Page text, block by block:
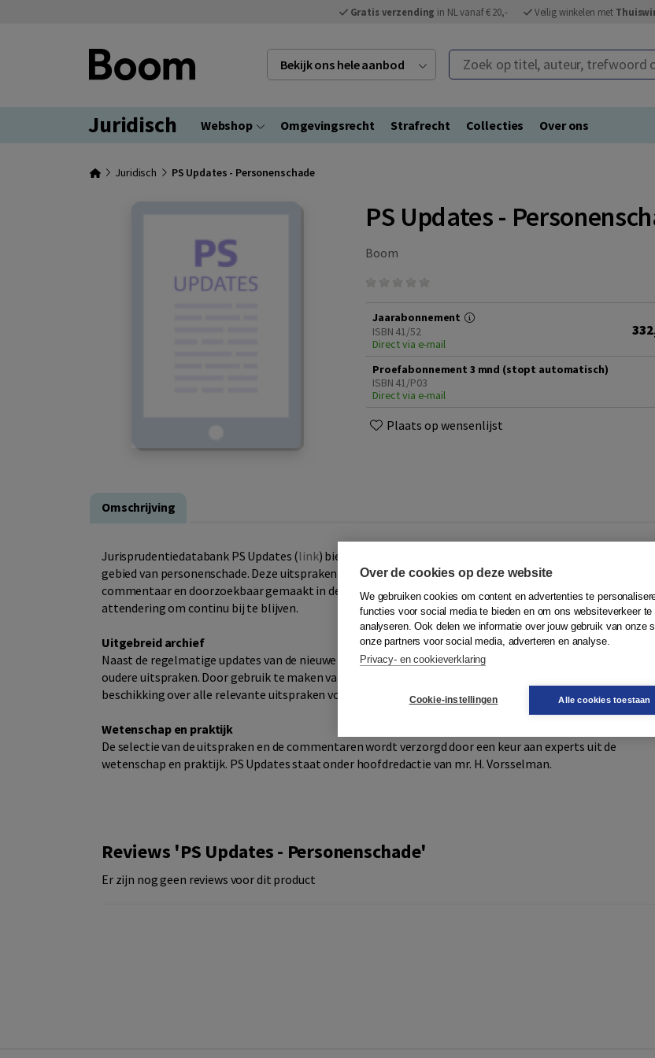
Gratis verzending in NL vanaf € 20,- Veilig winkelen met
Bekijk ons hele aanbod Zoek op titel, auteur, trefwoord of
Juridisch Webshop Omgevingsrecht Strafrecht Collecties Over ons
Juridisch PS Updates - Personenschade
PS Updates -
Boom
Jaarabonnement
ISBN 41/52
Direct via e-mail
Proefabonnement 3 mnd (stopt automatisch)
ISBN 41/P03
Direct via e-mail
Plaats op wensenlijst
Omschrijving
Jurisprudentiedatabank PS Updates (link) biedt een helder overzicht van de nieuwste uitspraken op het
gebied van personenschade. Deze uitspraken worden voor je samengevat, gerubriceerd, voorzien van kort
commentaar en doorzoekbaar gemaakt in de databank. Daarnaast ontvang je tweewekelijks een
attendering om continu bij te blijven.
Uitgebreid archief
Naast de regelmatige updates van de nieuwe uitspraken bevat de databank ook een uitgebreid archief van
oudere uitspraken. Door gebruik te maken van de zoekopties of het thematisch filteren heb je snel de
beschikking over alle relevante uitspraken voor jouw zaak.
Wetenschap en praktijk
De selectie van de uitspraken en de commentaren wordt verzorgd door een keur aan experts uit de
wetenschap en praktijk. PS Updates staat onder hoofdredactie van mr. H. Vorsselman.
Reviews 'PS Updates - Personenschade'
Er zijn nog geen reviews voor dit product
Over de cookies op deze website
We gebruiken cookies om content en advertenties te
functies voor social media te bieden en om ons websiteverkeer te
analyseren. Ook delen we informatie over jouw gebruik van onze
onze partners voor social media, adverteren en analyse.
Privacy- en cookieverklaring
Cookie-instellingen Alle cookies toestaan